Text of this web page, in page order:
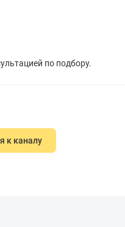
по подбору.
к каналу